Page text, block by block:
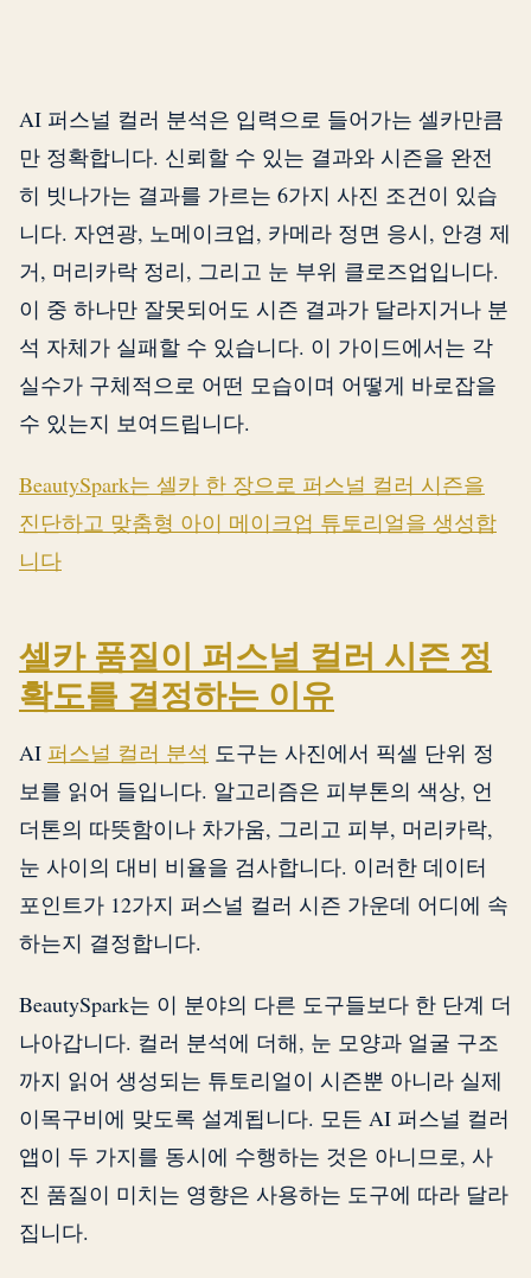
AI 퍼스널 컬러 분석은 입력으로 들어가는 셀카만큼
만 정확합니다. 신뢰할 수 있는 결과와 시즌을 완전
히 빗나가는 결과를 가르는 6가지 사진 조건이 있습
니다. 자연광, 노메이크업, 카메라 정면 응시, 안경 제
거, 머리카락 정리, 그리고 눈 부위 클로즈업입니다.
이 중 하나만 잘못되어도 시즌 결과가 달라지거나 분
석 자체가 실패할 수 있습니다. 이 가이드에서는 각
실수가 구체적으로 어떤 모습이며 어떻게 바로잡을
수 있는지 보여드립니다.
BeautySpark는 셀카 한 장으로 퍼스널 컬러 시즌을
진단하고 맞춤형 아이 메이크업 튜토리얼을 생성합
니다
셀카 품질이 퍼스널 컬러 시즌 정
확도를 결정하는 이유
AI 퍼스널 컬러 분석 도구는 사진에서 픽셀 단위 정
보를 읽어 들입니다. 알고리즘은 피부톤의 색상, 언
더톤의 따뜻함이나 차가움, 그리고 피부, 머리카락,
눈 사이의 대비 비율을 검사합니다. 이러한 데이터
포인트가 12가지 퍼스널 컬러 시즌 가운데 어디에 속
하는지 결정합니다.
BeautySpark는 이 분야의 다른 도구들보다 한 단계 더
나아갑니다. 컬러 분석에 더해, 눈 모양과 얼굴 구조
까지 읽어 생성되는 튜토리얼이 시즌뿐 아니라 실제
이목구비에 맞도록 설계됩니다. 모든 AI 퍼스널 컬러
앱이 두 가지를 동시에 수행하는 것은 아니므로, 사
진 품질이 미치는 영향은 사용하는 도구에 따라 달라
집니다.